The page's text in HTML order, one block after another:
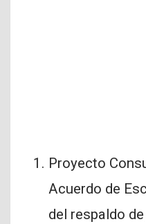
Proyecto
Acuerdo de
del respaldo